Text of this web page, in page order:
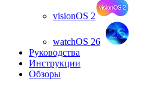
visionOS 2
watchOS 26
Руководства
Инструкции
Обзоры